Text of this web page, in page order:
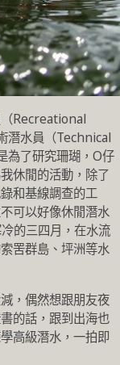
Recreational
潛水員（Technical
為了研究珊瑚，O仔
休閒的活動，除了
和基線調查的工
可以好像休閒潛水
的三四月，在水流
罟群島、坪洲等水
，偶然想跟朋友夜
的話，跟到出海也
高級潛水，一拍即